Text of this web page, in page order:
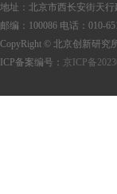
地址：北京市西长安街天行
邮编：100086 电话：010-
CopyRight © 北京创新研究
ICP备案编号： 京ICP备